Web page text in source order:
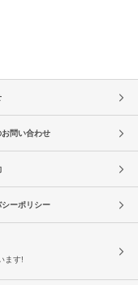
問い合わせ
シーポリシー
ます!